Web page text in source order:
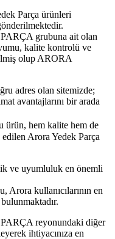
Parça ürünleri
grubuna ait olan
kalite kontrolü ve
olup ARORA
adres olan sitemizde;
avantajlarını bir arada
ürün, hem kalite hem de
Arora Yedek Parça
ve uyumluluk en önemli
kullanıcılarının en
reyonundaki diğer
ihtiyacınıza en